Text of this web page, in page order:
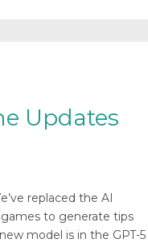
Updates
replaced the AI
to generate tips
model is in the GPT-5